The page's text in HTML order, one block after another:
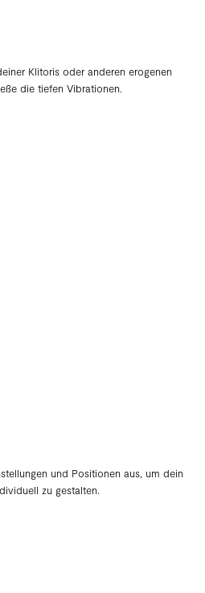
Klitoris oder anderen erogenen
die tiefen Vibrationen.
und Positionen aus, um dein
zu gestalten.